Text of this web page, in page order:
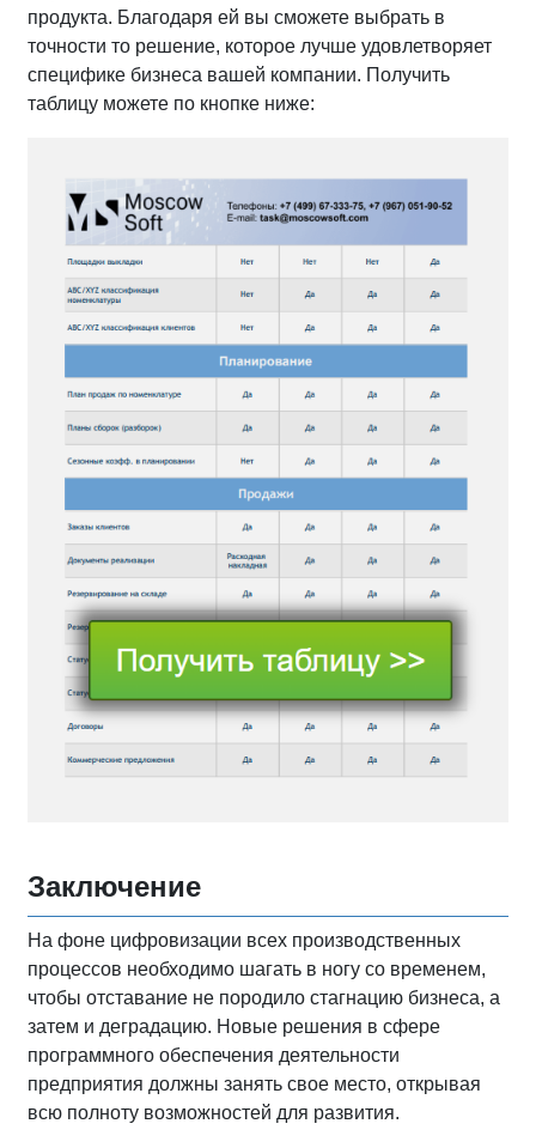
продукта. Благодаря ей вы сможете выбрать в
точности то решение, которое лучше удовлетворяет
специфике бизнеса вашей компании. Получить
таблицу можете по кнопке ниже:
Заключение
На фоне цифровизации всех производственных
процессов необходимо шагать в ногу со временем,
чтобы отставание не породило стагнацию бизнеса, а
затем и деградацию. Новые решения в сфере
программного обеспечения деятельности
предприятия должны занять свое место, открывая
всю полноту возможностей для развития.